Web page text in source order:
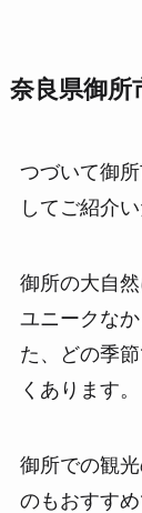
奈良県御所
つづいて御
してご紹介い
御所の大自
ユニークな
た、どの季
くあります。
御所での観
のもおすすめ